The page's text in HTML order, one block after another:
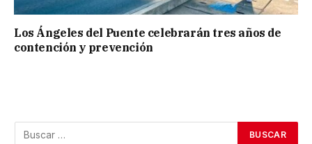
Los Ángeles del Puente celebrarán tres años de
contención y prevención